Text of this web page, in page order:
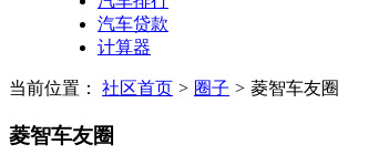
汽车贷款
计算器
当前位置： 社区首页 > 圈子 > 菱智车友圈
菱智车友圈